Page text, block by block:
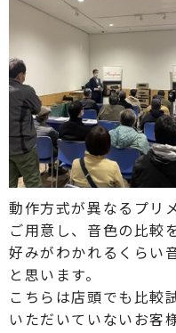
動作方式が異なるプ
ご用意し、音色の比較
好みがわかれるくらい
と思います。
こちらは店頭でも比較
いただいていないお客